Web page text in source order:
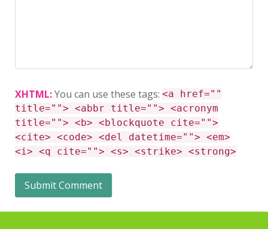
XHTML:You can use these tags: <a href=""
title=""> <abbr title=""> <acronym
title=""> <b> <blockquote cite="">
<cite> <code> <del datetime=""> <em>
<i> <q cite=""> <s> <strike> <strong>